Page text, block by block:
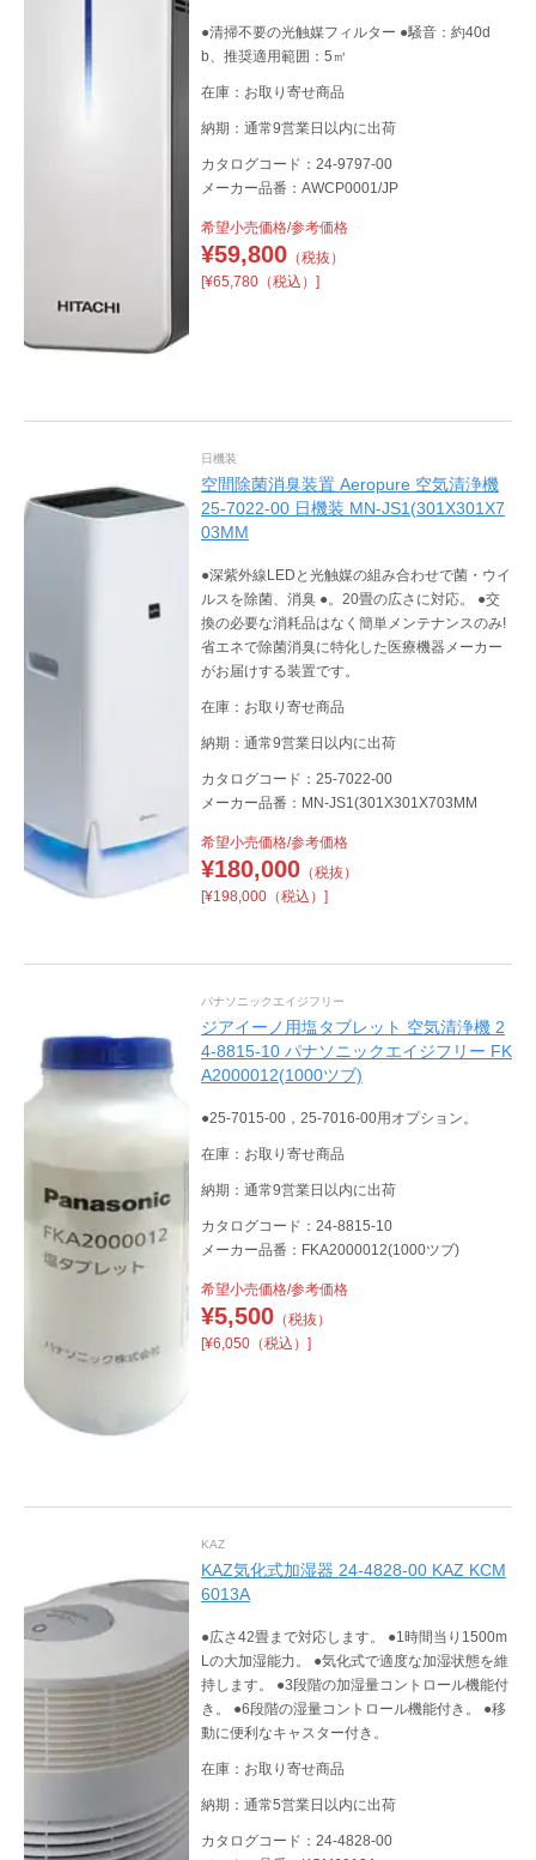
●清掃不要の光触媒フィルター ●騒音：約40d
b、推奨適用範囲：5㎥
在庫：お取り寄せ商品
納期：通常9営業日以内に出荷
カタログコード：24-9797-00
メーカー品番：AWCP0001/JP
希望小売価格/参考価格
¥59,800（税抜）
[¥65,780（税込）]
日機装
空間除菌消臭装置 Aeropure 空気清浄機
25-7022-00 日機装 MN-JS1(301X301X7
03MM
●深紫外線LEDと光触媒の組み合わせで菌・ウイ
ルスを除菌、消臭 ●。20畳の広さに対応。 ●交
換の必要な消耗品はなく簡単メンテナンスのみ!
省エネで除菌消臭に特化した医療機器メーカー
がお届けする装置です。
在庫：お取り寄せ商品
納期：通常9営業日以内に出荷
カタログコード：25-7022-00
メーカー品番：MN-JS1(301X301X703MM
希望小売価格/参考価格
¥180,000（税抜）
[¥198,000（税込）]
パナソニックエイジフリー
ジアイーノ用塩タブレット 空気清浄機 2
4-8815-10 パナソニックエイジフリー FK
A2000012(1000ツブ)
●25-7015-00，25-7016-00用オプション。
在庫：お取り寄せ商品
納期：通常9営業日以内に出荷
カタログコード：24-8815-10
メーカー品番：FKA2000012(1000ツブ)
希望小売価格/参考価格
¥5,500（税抜）
[¥6,050（税込）]
KAZ
KAZ気化式加湿器 24-4828-00 KAZ KCM
6013A
●広さ42畳まで対応します。 ●1時間当り1500m
Lの大加湿能力。 ●気化式で適度な加湿状態を維
持します。 ●3段階の加湿量コントロール機能付
き。 ●6段階の湿量コントロール機能付き。 ●移
動に便利なキャスター付き。
在庫：お取り寄せ商品
納期：通常5営業日以内に出荷
カタログコード：24-4828-00